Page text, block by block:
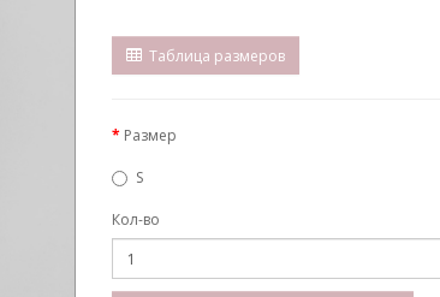
Таблица размеров
Размер
S
Кол-во